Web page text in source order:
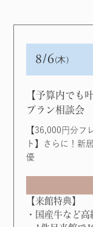
8/6(木)
【予算内でも
プラン相談会
【36,000円分フ
ト】さらに！新
優
【来館特典
・国産牛など